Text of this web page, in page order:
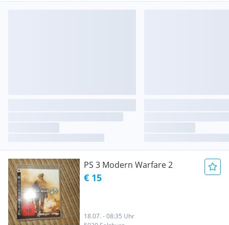
PS 3 Modern Warfare 2
€ 15
18.07. - 08:35 Uhr